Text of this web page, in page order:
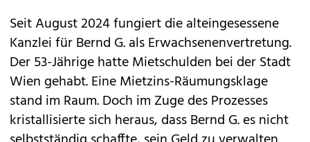
Seit August 2024 fungiert die alteingesessene
Kanzlei für Bernd G. als Erwachsenenvertretung.
Der 53-Jährige hatte Mietschulden bei der Stadt
Wien gehabt. Eine Mietzins-Räumungsklage
stand im Raum. Doch im Zuge des Prozesses
kristallisierte sich heraus, dass Bernd G. es nicht